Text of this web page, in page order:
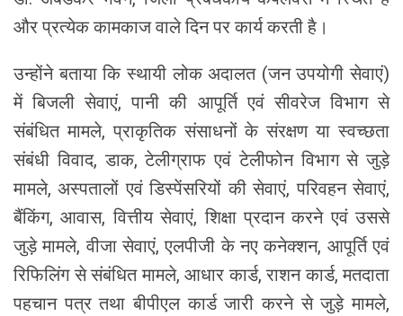
और प्रत्येक कामकाज वाले दिन पर कार्य करती है।
उन्होंने बताया कि स्थायी लोक अदालत (जन उपयोगी सेवाएं)
में बिजली सेवाएं, पानी की आपूर्ति एवं सीवरेज विभाग से
संबंधित मामले, प्राकृतिक संसाधनों के संरक्षण या स्वच्छता
संबंधी विवाद, डाक, टेलीग्राफ एवं टेलीफोन विभाग से जुड़े
मामले, अस्पतालों एवं डिस्पेंसरियों की सेवाएं, परिवहन सेवाएं,
बैंकिंग, आवास, वित्तीय सेवाएं, शिक्षा प्रदान करने एवं उससे
जुड़े मामले, वीजा सेवाएं, एलपीजी के नए कनेक्शन, आपूर्ति एवं
रिफिलिंग से संबंधित मामले, आधार कार्ड, राशन कार्ड, मतदाता
पहचान पत्र तथा बीपीएल कार्ड जारी करने से जुड़े मामले,